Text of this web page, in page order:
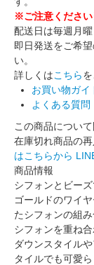
※ご注意くださ
配送日は毎週月曜
即日発送をご希
い。
詳しくはこちら
お買い物ガイ
よくある質問
この商品につい
在庫切れ商品の
はこちらから
商品情報
シフォンとビー
ゴールドのワイ
たシフォンの組
シフォンを重ね
ダウンスタイル
タイルでも可愛